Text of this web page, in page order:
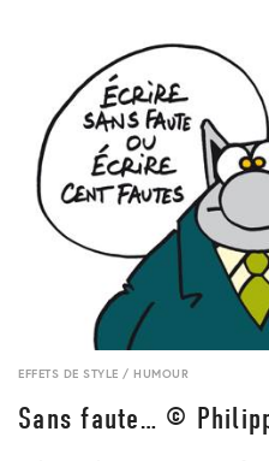
EFFETS DE STYLE / HUMOUR
Sans faute… ©